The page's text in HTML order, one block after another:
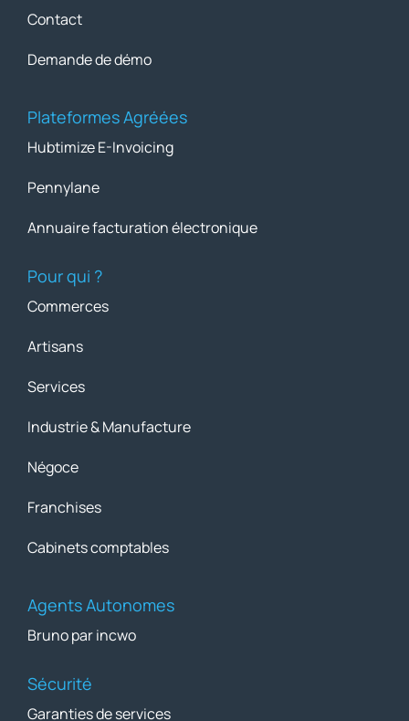
Contact
Demande de démo
Plateformes Agréées
Hubtimize E-Invoicing
Pennylane
Annuaire facturation électronique
Pour qui ?
Commerces
Artisans
Services
Industrie & Manufacture
Négoce
Franchises
Cabinets comptables
Agents Autonomes
Bruno par incwo
Sécurité
Garanties de services